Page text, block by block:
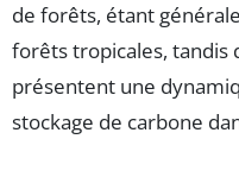
de forêts, étant
forêts tropicales, tandis
présentent une
stockage de carbone